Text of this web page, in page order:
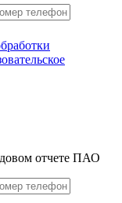
отчете ПАО